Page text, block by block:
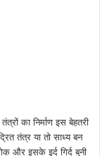
का निर्माण इस बेहतरी
तंत्र या तो साध्य बन
और इसके इर्द गिर्द बुनी